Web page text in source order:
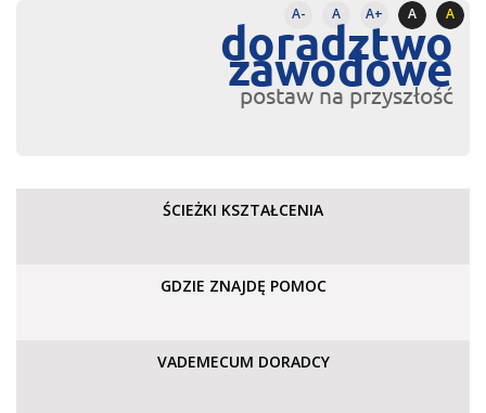
A- A A+ A A
doradztwo
zawodowe
postaw na przyszłość
ŚCIEŻKI KSZTAŁCENIA
GDZIE ZNAJDĘ POMOC
VADEMECUM DORADCY